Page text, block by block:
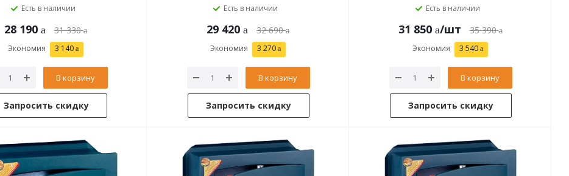
Есть в наличии
28 190 31 330
Экономия 3 140
В корзину
Запросить скидку
Есть в наличии
29 420 32 690
Экономия 3 270
В корзину
Запросить скидку
Есть в наличии
31 850 /шт 35 390
Экономия 3 540
В корзину
Запросить скидку